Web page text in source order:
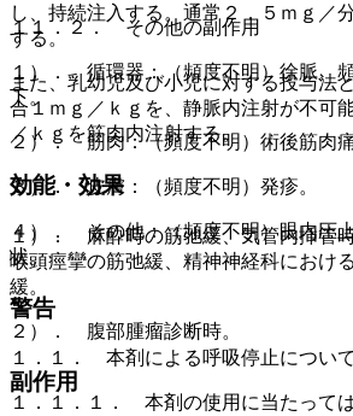
１１．２． その他の副作用
１）． 循環器：（頻度不明）徐脈、
下。
２）． 筋肉：（頻度不明）術後筋肉痛
３）． 皮膚：（頻度不明）発疹。
４）． その他：（頻度不明）眼内圧
状。
警告
１．１． 本剤による呼吸停止について
１．１．１． 本剤の使用に当たって
し、持続注入する。通常２．５ｍｇ／
する。
また、乳幼児及び小児に対する投与法
合１ｍｇ／ｋｇを、静脈内注射が不可
／ｋｇを筋肉内注射する。
効能・効果
１）． 麻酔時の筋弛緩、気管内挿管
喉頭痙攣の筋弛緩、精神神経科におけ
緩。
２）． 腹部腫瘤診断時。
副作用